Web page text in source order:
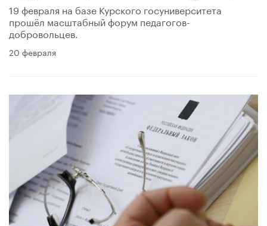
19 февраля на базе Курского госуниверситета
прошёл масштабный форум педагогов-
добровольцев.
20 февраля